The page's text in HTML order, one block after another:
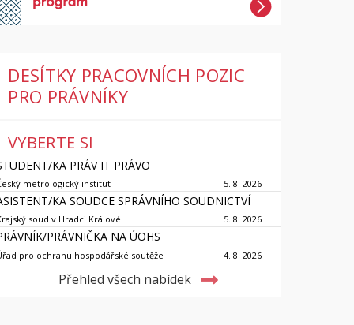
DESÍTKY PRACOVNÍCH POZIC
PRO PRÁVNÍKY
VYBERTE SI
KA PRÁV IT PRÁVO
metrologický institut 5. 8. 2026
KA SOUDCE SPRÁVNÍHO SOUDNICTVÍ
soud v Hradci Králové 5. 8. 2026
PRÁVNIČKA NA ÚOHS
pro ochranu hospodářské soutěže 4. 8. 2026
Přehled všech nabídek